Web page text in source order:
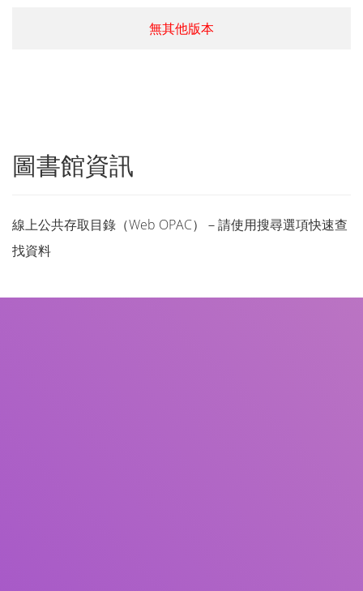
無其他版本
圖書館資訊
線上公共存取目錄（Web OPAC）－請使用搜尋選項快速查
找資料